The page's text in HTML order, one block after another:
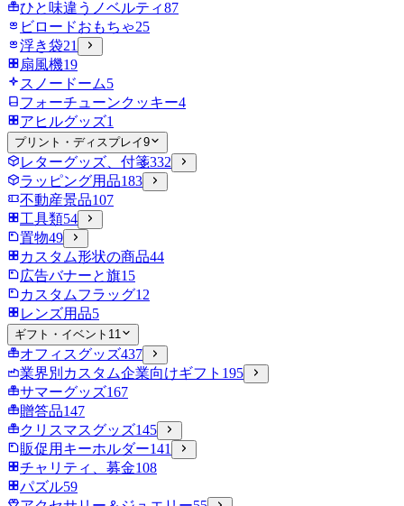
ひと味違うノベルティ87
ビロードおもちゃ25
浮き袋21
扇風機19
スノードーム5
フォーチューンクッキー4
アヒルグッズ1
プリント・ディスプレイ9
レターグッズ、付箋332
ラッピング用品183
不動産景品107
工具類54
置物49
カスタム形状の商品44
広告バナーと旗15
カスタムフラッグ12
レンズ用品5
ギフト・イベント 11
オフィスグッズ437
業界別カスタム企業向けギフト 195
サマーグッズ167
贈答品147
クリスマスグッズ145
販促用キーホルダー141
チャリティ、募金108
パズル59